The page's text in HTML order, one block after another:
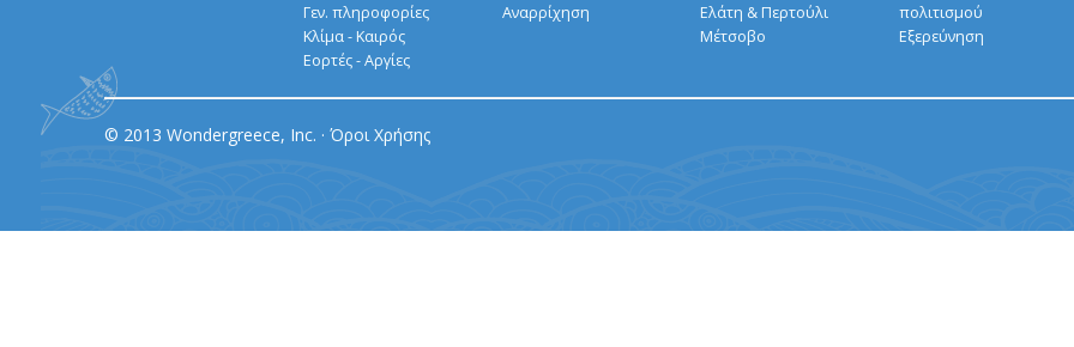
Γεν. πληροφορίες
Κλίμα - Καιρός
Εορτές - Αργίες
Αναρρίχηση
Ελάτη & Περτούλι
Μέτσοβο
πολιτισμού
Εξερεύνηση
© 2013 Wondergreece, Inc. · Όροι Χρήσης